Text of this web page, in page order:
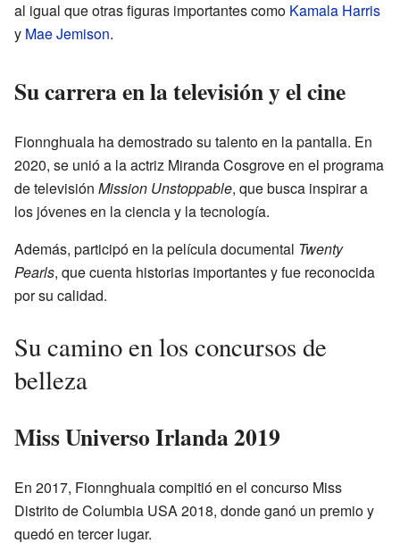
al igual que otras figuras importantes como Kamala Harris
y Mae Jemison.
Su carrera en la televisión y el cine
Fionnghuala ha demostrado su talento en la pantalla. En
2020, se unió a la actriz Miranda Cosgrove en el programa
de televisión Mission Unstoppable, que busca inspirar a
los jóvenes en la ciencia y la tecnología.
Además, participó en la película documental Twenty
Pearls, que cuenta historias importantes y fue reconocida
por su calidad.
Su camino en los concursos de
belleza
Miss Universo Irlanda 2019
En 2017, Fionnghuala compitió en el concurso Miss
Distrito de Columbia USA 2018, donde ganó un premio y
quedó en tercer lugar.